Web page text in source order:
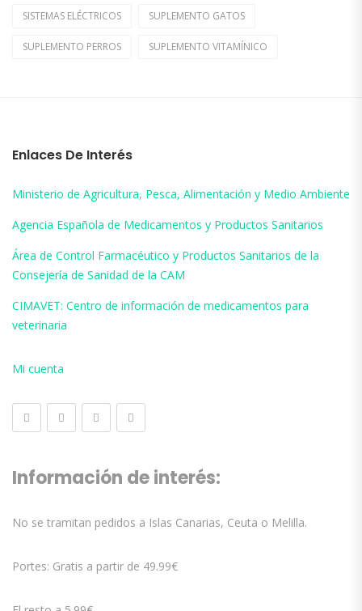
SISTEMAS ELÉCTRICOS SUPLEMENTO GATOS
SUPLEMENTO PERROS SUPLEMENTO VITAMÍNICO
Enlaces De Interés
Ministerio de Agricultura, Pesca, Alimentación y Medio Ambiente
Agencia Española de Medicamentos y Productos Sanitarios
Área de Control Farmacéutico y Productos Sanitarios de la
Consejería de Sanidad de la CAM
CIMAVET: Centro de información de medicamentos para
veterinaria
Mi cuenta
Información de interés:
No se tramitan pedidos a Islas Canarias, Ceuta o Melilla.
Portes: Gratis a partir de 49.99€